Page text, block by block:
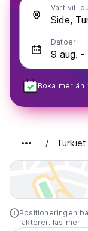
Vart vill
Datoer
Boka mer
Turkiet
Positioneringen
faktorer. läs mer